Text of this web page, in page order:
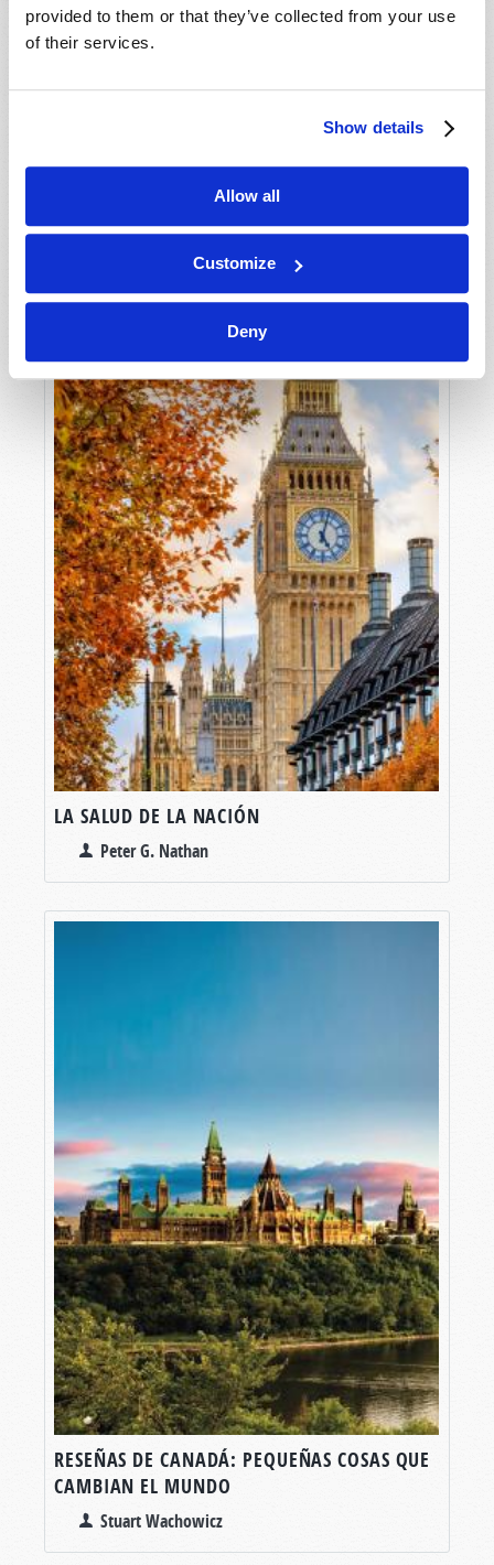
provided to them or that they’ve collected from your use
of their services.
Show details
Allow all
Customize
Deny
HABILIDADES BLANDAS PARA EL ÉXITO
LA SALUD DE LA NACIÓN
Peter G. Nathan
RESEÑAS DE CANADÁ: PEQUEÑAS COSAS QUE
CAMBIAN EL MUNDO
Stuart Wachowicz